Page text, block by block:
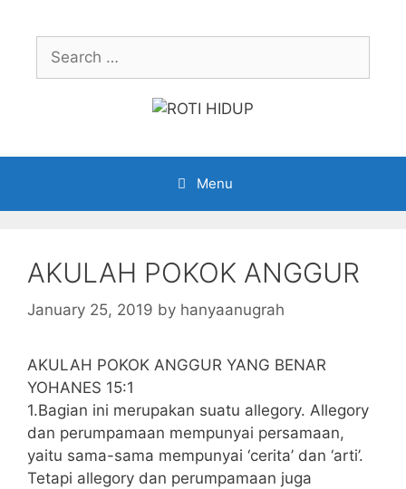
contentSearch
for:
Menu
AKULAH POKOK ANGGUR
January 25, 2019 by hanyaanugrah
AKULAH POKOK ANGGUR YANG BENAR
YOHANES 15:1
1.Bagian ini merupakan suatu allegory. Allegory
dan perumpamaan mempunyai persamaan,
yaitu sama-sama mempunyai ‘cerita’ dan ‘arti’.
Tetapi allegory dan perumpamaan juga